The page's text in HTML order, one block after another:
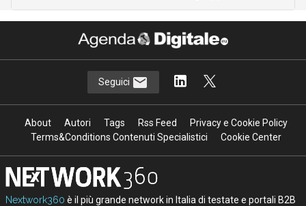
Seguici
About Autori Tags Rss Feed
Privacy e Cookie Policy
Terms&Conditions Contenuti Specialistici
Cookie Center
Nextwork360 è il più grande network in Italia di testate e portali B2B